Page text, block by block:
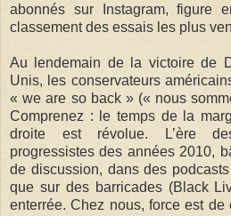
abonnés sur Instagram, figure
classement des essais les plus
Au lendemain de la victoire de
Unis, les conservateurs
« we are so back » (« nous
Comprenez : le temps de la
droite est révolue. L’ère
progressistes des années 2010,
de discussion, dans des
que sur des barricades (Black
enterrée. Chez nous, force est